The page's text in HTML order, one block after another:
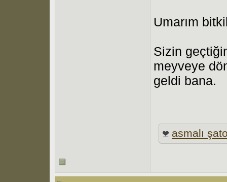
Umarım
Sizin
meyveye
geldi bana.
asmalı